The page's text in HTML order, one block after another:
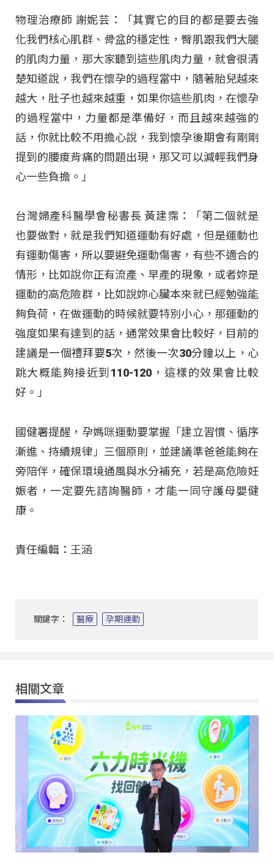
物理治療師 謝妮芸：「其實它的目的都是要去強
化我們核心肌群、骨盆的穩定性，臀肌跟我們大腿
的肌肉力量，那大家聽到這些肌肉力量，就會很清
楚知道說，我們在懷孕的過程當中，隨著胎兒越來
越大，肚子也越來越重，如果你這些肌肉，在懷孕
的過程當中，力量都是準備好，而且越來越強的
話，你就比較不用擔心說，我到懷孕後期會有剛剛
提到的腰痠背痛的問題出現，那又可以減輕我們身
心一些負擔。」
台灣婦產科醫學會秘書長 黃建霈：「第二個就是
也要做對，就是我們知道運動有好處，但是運動也
有運動傷害，所以要避免運動傷害，有些不適合的
情形，比如說你正有流產、早產的現象，或者妳是
運動的高危險群，比如說妳心臟本來就已經勉強能
夠負荷，在做運動的時候就要特別小心，那運動的
強度如果有達到的話，通常效果會比較好，目前的
建議是一個禮拜要5次，然後一次30分鐘以上，心
跳大概能夠接近到110-120，這樣的效果會比較
好。」
國健署提醒，孕媽咪運動要掌握「建立習慣、循序
漸進、持續規律」三個原則，並建議準爸爸能夠在
旁陪伴，確保環境通風與水分補充，若是高危險妊
娠者，一定要先諮詢醫師，才能一同守護母嬰健
康。
責任編輯：王涵
關鍵字： 醫療 孕期運動
相關文章